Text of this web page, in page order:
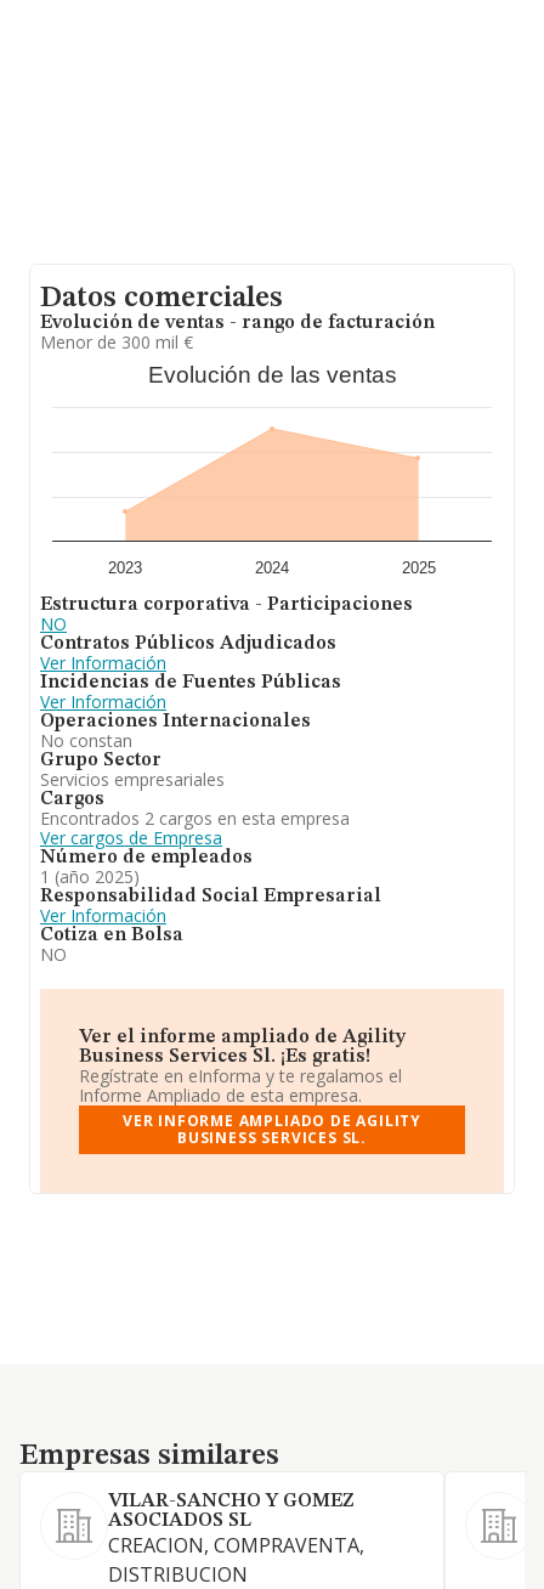
Datos comerciales
Evolución de ventas - rango de facturación
Menor de 300 mil €
Evolución de las ventas
2023 2024 2025
Estructura corporativa - Participaciones
NO
Contratos Públicos Adjudicados
Ver Información
Incidencias de Fuentes Públicas
Ver Información
Operaciones Internacionales
No constan
Grupo Sector
Servicios empresariales
Cargos
Encontrados 2 cargos en esta empresa
Ver cargos de Empresa
Número de empleados
1 (año 2025)
Responsabilidad Social Empresarial
Ver Información
Cotiza en Bolsa
NO
Ver el informe ampliado de Agility
Business Services Sl. ¡Es gratis!
Regístrate en eInforma y te regalamos el
Informe Ampliado de esta empresa.
VER INFORME AMPLIADO DE AGILITY
BUSINESS SERVICES SL.
Empresas similares
Empresas similares
VILAR-SANCHO Y GOMEZ
ASOCIADOS SL
CREACION, COMPRAVENTA,
DISTRIBUCION